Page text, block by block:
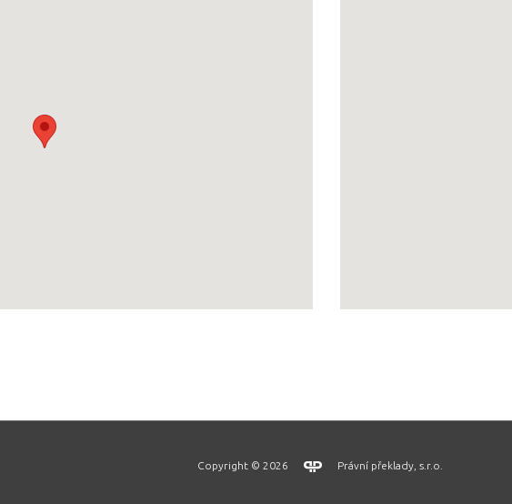
Copyright © 2026 Právní překlady, s.r.o.